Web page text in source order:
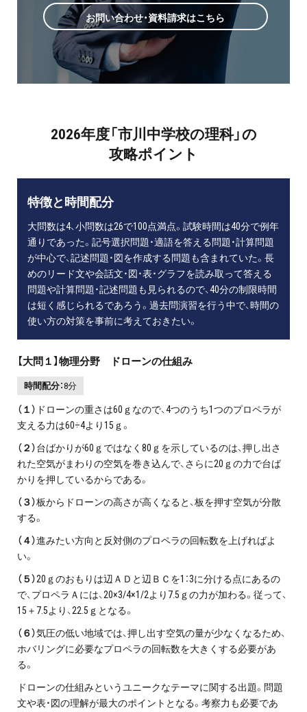
お問い合わせ・資料請求はこちら
2026年度「市川中学校の理科」の
攻略ポイント
特徴と時間配分
大問数は4、小問数は26で100点満点。試験時間は40分で例年
通りであった。記号選択問題・適語を答える問題・計算問題
が中心で、記述問題・図を作成する問題も含まれていた。長
めのリード文や会話文・図・表・グラフを読み取って答える
問題や計算問題・記述問題も見られるので、40分の制限時間
は短く感じられるであろう。過去問演習を行う中で、時間の
使い方の対策を事前に考えておきたい。
【大問１】物理分野 ドローンの仕組み
時間配分：8分
（１） ドローンの重さは60ｇなので、4つのうち1つのプロペラが
支える力は60÷4より15ｇ。
（２）台ばかりが60ｇではなく80ｇを示しているのは、押し出さ
れた空気がまわりの空気を巻き込んで、さらに20ｇの力で台ば
かりを押しているからである。
（３）板からドローンの高さが高くなると、板を押す空気が分散
する。
（４）進みたい方向と反対側のプロペラの回転数を上げればよ
い。
（５）20ｇのおもりは辺ＡＤと辺ＢＣを1：3に分ける点にあるの
で、プロペラＡには、20×3/4×1/2より7.5ｇの力が加わる。従って、
15＋7.5より、22.5ｇとなる。
（６）気圧の低い地域では、押し出す空気の量が少なくなるため、
ホバリングに必要なプロペラの回転数を大きくする必要があ
る。
ドローンの仕組みというユニークなテーマに関する出題。問題
文や表・図の理解が最大のポイントとなる。考察力も必要であ